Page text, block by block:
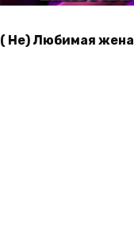
( Не) Любимая жена